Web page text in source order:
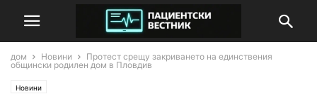
дом Новини
Протест срещу закриването на единствения
общински родилен дом в Пловдив
Новини